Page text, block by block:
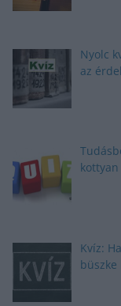
Nyolc
az
Kvíz: